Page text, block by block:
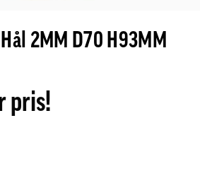
2MM D70 H93MM
pris!